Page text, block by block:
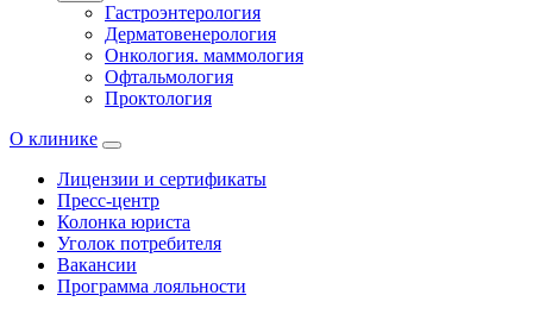
Гастроэнтерология
Дерматовенерология
Онкология. маммология
Офтальмология
Проктология
О клинике
Лицензии и сертификаты
Пресс-центр
Колонка юриста
Уголок потребителя
Вакансии
Программа лояльности